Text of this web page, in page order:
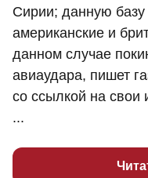
Сирии; данную базу
американские и
данном случае
авиаудара, пишет
со ссылкой на свои
...